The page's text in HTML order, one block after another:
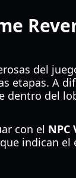
del
etapas. A
dentro del
con el NPC
indican el